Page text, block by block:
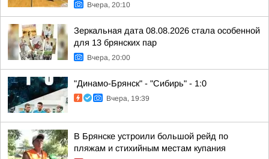
Вчера, 20:10
Зеркальная дата 08.08.2026 стала особенной
для 13 брянских пар
Вчера, 20:00
"Динамо-Брянск" - "Сибирь" - 1:0
Вчера, 19:39
В Брянске устроили большой рейд по
пляжам и стихийным местам купания